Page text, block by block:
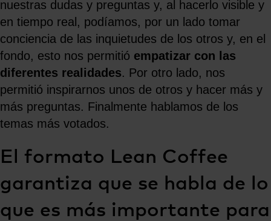
nuestras dudas y preguntas y, al hacerlo visible y
en tiempo real, podíamos, por un lado tomar
conciencia de las inquietudes de los otros y, en el
fondo, esto nos permitió empatizar con las
diferentes realidades. Por otro lado, nos
permitió inspirarnos unos de otros y hacer más y
más preguntas. Finalmente hablamos de los
temas más votados.
El formato Lean Coffee
garantiza que se habla de lo
que es más importante para